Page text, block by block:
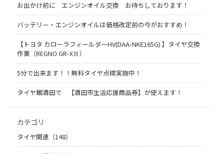
お出かけ前に エンジンオイル交換 お待ちしております！
バッテリー・エンジンオイルは価格改定前の今がおすすめ！
【トヨタ カローラフィールダーHV(DAA-NKE165G) 】タイヤ交換
作業（REGNO GR-XⅢ）
5分で出来ます！！無料タイヤ点検実施中！
タイヤ館酒田で 【酒田市生活応援商品券】が使えます！
カテゴリ
タイヤ関連（148）